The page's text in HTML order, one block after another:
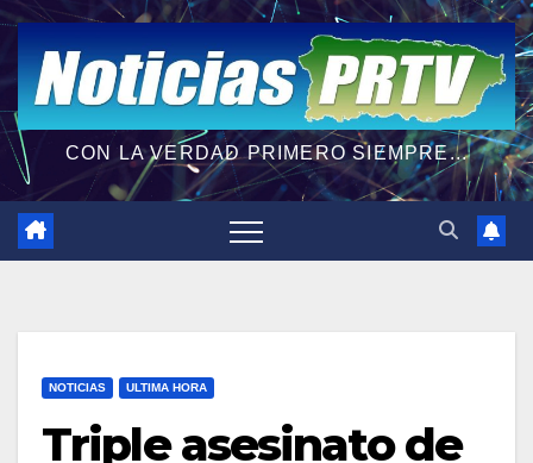
CON LA VERDAD PRIMERO SIEMPRE...
NOTICIAS ULTIMA HORA
Triple asesinato de